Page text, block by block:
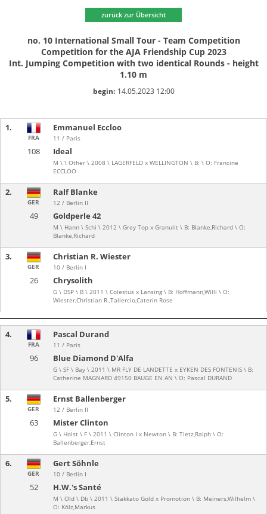
zurück zur Übersicht
no. 10 International Small Tour - Team Competition
Competition for the AJA Friendship Cup 2023
Int. Jumping Competition with two identical Rounds - height
1.10 m
begin: 14.05.2023 12:00
1.
108 Ideal
M \ \ Other \ 2008 \ LAGERFELD x WELLINGTON \ B: \ O: Francine
ECCLOO
FRA
Emmanuel Eccloo
11 / Paris
2.
49 Goldperle 42
M \ Hann \ Schi \ 2012 \ Grey Top x Granulit \ B: Blanke,Richard \ O:
Blanke,Richard
GER
Ralf Blanke
12 / Berlin II
3.
26 Chrysolith
G \ DSP \ B \ 2011 \ Colestus x Lansing \ B: Hoffmann,Willi \ O:
Wiester,Christian R.,Taliercio,Caterin Rose
GER
Christian R. Wiester
10 / Berlin I
4.
96 Blue Diamond D'Alfa
G \ SF \ Bay \ 2011 \ MR FLY DE LANDETTE x EYKEN DES FONTENIS \ B:
Catherine MAGNARD 49150 BAUGE EN AN \ O: Pascal DURAND
FRA
Pascal Durand
11 / Paris
5.
63 Mister Clinton
G \ Holst \ F \ 2011 \ Clinton I x Newton \ B: Tietz,Ralph \ O:
Ballenberger,Ernst
GER
Ernst Ballenberger
12 / Berlin II
6.
52 H.W.'s Santé
M \ Old \ Db \ 2011 \ Stakkato Gold x Promotion \ B: Meiners,Wilhelm \
O: Kölz,Markus
GER
Gert Söhnle
10 / Berlin I